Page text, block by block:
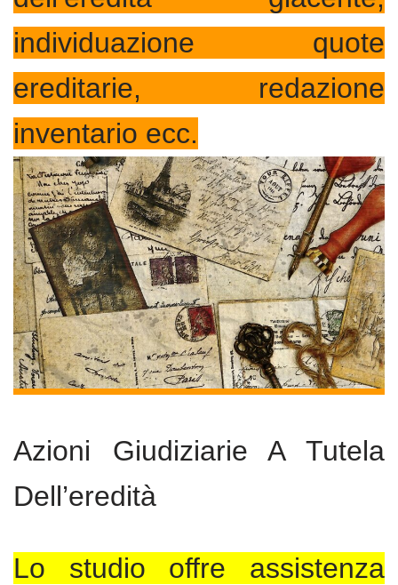
individuazione quote
ereditarie, redazione
inventario ecc.
Azioni Giudiziarie A Tutela
Dell’eredità
Lo studio offre assistenza